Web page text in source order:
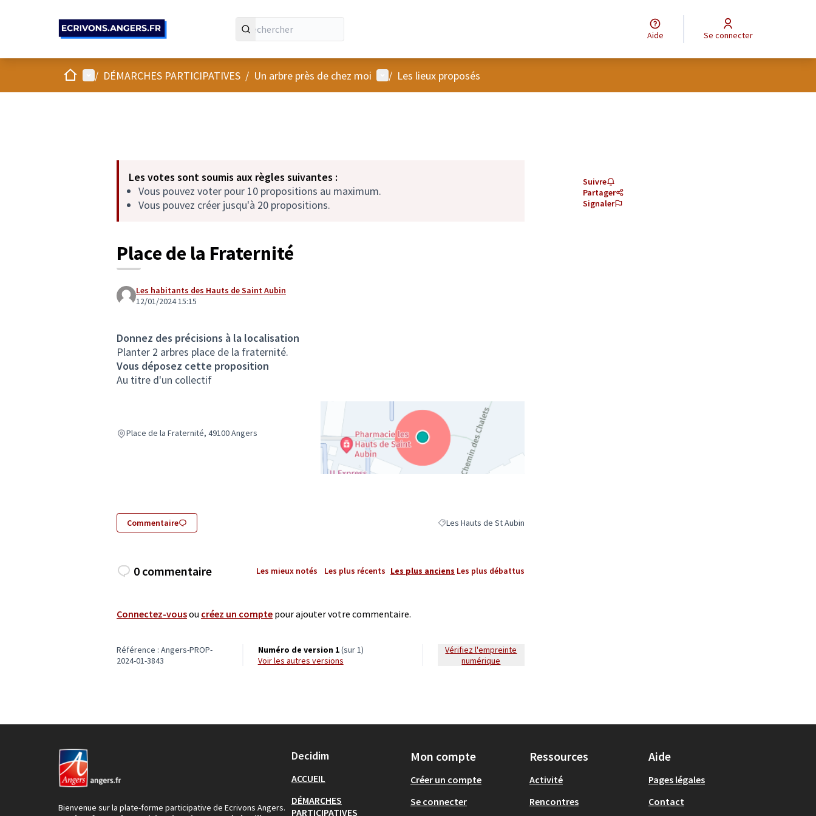
Aide Se connecter
AccueilMenu principal
/ DÉMARCHES PARTICIPATIVES / Un arbre près de chez moi Menu utilisateur
/ Les lieux proposés
Les votes sont soumis aux règles suivantes :
Vous pouvez voter pour 10 propositions au maximum.
Vous pouvez créer jusqu'à 20 propositions.
Place de la Fraternité
Les habitants des Hauts de Saint Aubin
12/01/2024 15:15
Donnez des précisions à la localisation
Planter 2 arbres place de la fraternité.
Vous déposez cette proposition
Au titre d'un collectif
Place de la Fraternité, 49100 Angers
Commentaire Filtrer les résultats pour le secteur : Les Hauts de St Aubin
Les Hauts de St Aubin
Suivre
Partager
Signaler
0 commentaire Les mieux notés Les plus récents Les plus anciens Les plus débattus
Connectez-vousou créez un compte pour ajouter votre commentaire.
Référence : Angers-PROP-
2024-01-3843
Numéro de version 1(sur 1)
voir les autres versions
Vérifiez l'empreinte
numérique
Bienvenue sur la plate-forme participative de Ecrivons Angers.
Decidim
ACCUEIL
DÉMARCHES
PARTICIPATIVES
Mon compte
Créer un compte
Se connecter
Ressources
Activité
Rencontres
Aide
Pages légales
Contact